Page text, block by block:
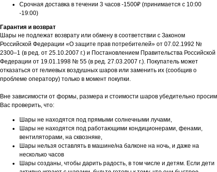
Срочная доставка в течении 3 часов -1500₽ (принимается с 10:00
-19:00)
Гарантия и возврат
Шары не подлежат возврату или обмену в соответствии с Законом
Российской Федерации «О защите прав потребителей» от 07.02.1992 №
2300–1 (в ред. от 25.10.2007 г.) и Постановлением Правительства Российской
Федерации от 19.01.1998 № 55 (в ред. 27.03.2007 г.). Покупатель может
отказаться от гелиевых воздушных шаров или заменить их (сообщив о
проблеме оператору) только в момент покупки.
Вне зависимости от формы, размера и стоимости шаров убедительно просим
Вас проверить, что:
Шары не находятся под прямыми солнечными лучами,
Шары не находятся под работающими кондиционерами, фенами,
вентиляторами, на сквозняке,
Шары нельзя оставлять в машине/на балконе на ночь, и даже на
несколько часов
Шары созданы, чтобы дарить радость, в том числе и детям. Если дети